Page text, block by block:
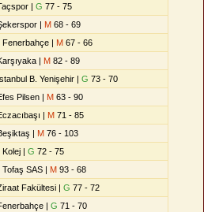
| G 77 - 75
| M 68 - 69
Fenerbahçe | M 67 - 66
| M 82 - 89
B. Yenişehir | G 73 - 70
Pilsen | M 63 - 90
| M 71 - 85
| M 76 - 103
Kolej | G 72 - 75
Tofaş SAS | M 93 - 68
Fakültesi | G 77 - 72
| G 71 - 70